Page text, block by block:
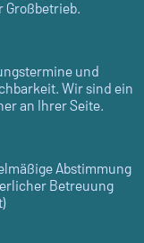
Großbetrieb.
und
Wir sind ein
an Ihrer Seite.
Abstimmung
Betreuung